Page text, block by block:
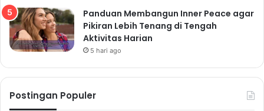
Meningkatkan kualitas tidur
Meningkatkan konsentrasi
5. Manfaat Tertawa: Obat
Mujarab untuk Kesehatan
Mental dan Fisik
Tertawa seringkali dianggap sebagai hal sepele,
Panduan Membangun Inner Peace agar
Pikiran Lebih Tenang di Tengah
Aktivitas Harian
5 hari ago
Postingan Populer